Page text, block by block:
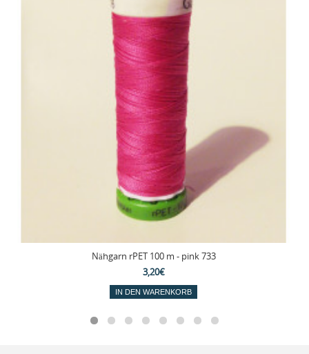
Nähgarn rPET 100 m - pink 733
3,20€
IN DEN WARENKORB